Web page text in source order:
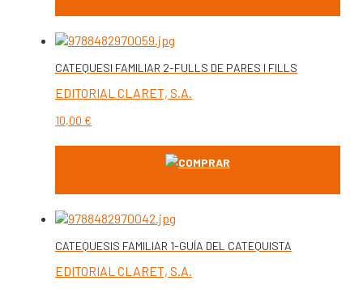
CATEQUESI FAMILIAR 2-FULLS DE PARES I FILLS
EDITORIAL CLARET, S.A.
10,00 €
COMPRAR
CATEQUESIS FAMILIAR 1-GUÍA DEL CATEQUISTA
EDITORIAL CLARET, S.A.